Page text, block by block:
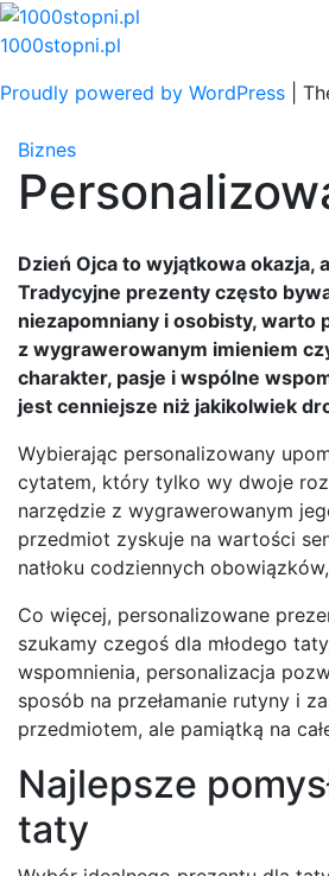
Skip
to
1000stopni.pl
Proudly powered by WordPress
Biznes
Dzień Ojca to wyjątkowa okazja,
Tradycyjne prezenty często
niezapomniany i osobisty, warto
z wygrawerowanym imieniem
charakter, pasje i wspólne
jest cenniejsze niż jakikolwiek
Wybierając personalizowany
cytatem, który tylko wy dwoje
narzędzie z wygrawerowanym
przedmiot zyskuje na wartości
natłoku codziennych
Co więcej, personalizowane
szukamy czegoś dla młodego
wspomnienia, personalizacja
sposób na przełamanie rutyny i
przedmiotem, ale pamiątką na
Najlepsze
taty